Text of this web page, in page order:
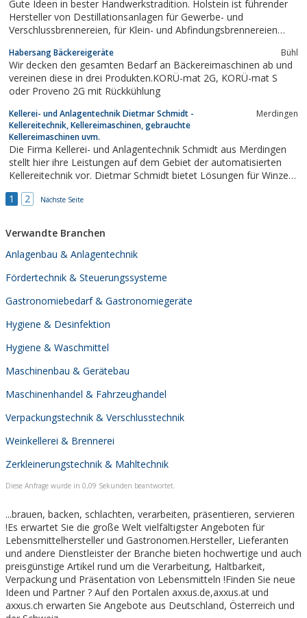
Gute Ideen in bester Handwerkstradition. Holstein ist führender
Hersteller von Destillationsanlagen für Gewerbe- und
Verschlussbrennereien, für Klein- und Abfindungsbrennereien
bieten wir Brennereien für kleine Füllmengen von 5 bis 150 Litern
sowie für gewerbliche und...
Habersang Bäckereigeräte Bühl
Wir decken den gesamten Bedarf an Bäckereimaschinen ab und
vereinen diese in drei Produkten.KORÜ-mat 2G, KORÜ-mat S
oder Proveno 2G mit Rückkühlung
Kellerei- und Anlagentechnik Dietmar Schmidt -
Kellereitechnik, Kellereimaschinen, gebrauchte
Kellereimaschinen uvm.
Merdingen
Die Firma Kellerei- und Anlagentechnik Schmidt aus Merdingen
stellt hier ihre Leistungen auf dem Gebiet der automatisierten
Kellereitechnik vor. Dietmar Schmidt bietet Lösungen für Winzer
und Spirituosenindustrie.
1 2 Nächste Seite
Verwandte Branchen
Anlagenbau & Anlagentechnik
Fördertechnik & Steuerungssysteme
Gastronomiebedarf & Gastronomiegeräte
Hygiene & Desinfektion
Hygiene & Waschmittel
Maschinenbau & Gerätebau
Maschinenhandel & Fahrzeughandel
Verpackungstechnik & Verschlusstechnik
Weinkellerei & Brennerei
Zerkleinerungstechnik & Mahltechnik
Diese Anfrage wurde in 0,09 Sekunden beantwortet.
...brauen, backen, schlachten, verarbeiten, präsentieren, servieren
!Es erwartet Sie die große Welt vielfältigster Angeboten für
Lebensmittelhersteller und Gastronomen.Hersteller, Lieferanten
und andere Dienstleister der Branche bieten hochwertige und auch
preisgünstige Artikel rund um die Verarbeitung, Haltbarkeit,
Verpackung und Präsentation von Lebensmitteln !Finden Sie neue
Ideen und Partner ? Auf den Portalen axxus.de,axxus.at und
axxus.ch erwarten Sie Angebote aus Deutschland, Österreich und